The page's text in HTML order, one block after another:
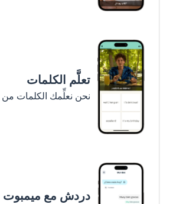
تعلَّم الكلمات
نحن نعلِّمك الكلمات من
دردش مع ميمبوت